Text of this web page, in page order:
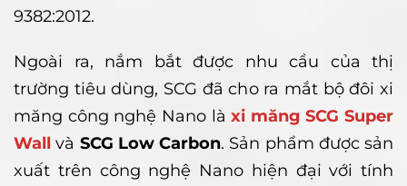
9382:2012.
Ngoài ra, nắm bắt được nhu cầu của thị
trường tiêu dùng, SCG đã cho ra mắt bộ đôi xi
măng công nghệ Nano làxi măng SCG Super
Wall và SCG Low Carbon. Sản phẩm được sản
xuất trên công nghệ Nano hiện đại với tính